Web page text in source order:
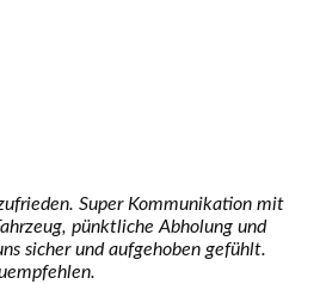
Super Kommunikation mit
pünktliche Abholung und
sicher und aufgehoben gefühlt.